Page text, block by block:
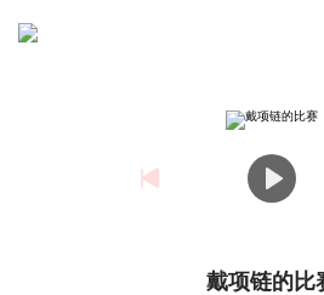
戴项链的比